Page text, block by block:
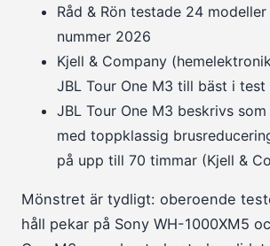
Råd & Rön testade 24
nummer 2026
Kjell & Company
JBL Tour One M3 till bäst i
JBL Tour One M3 beskrivs
med toppklassig
på upp till 70 timmar (Kjell &
Mönstret är tydligt: oberoende
håll pekar på Sony WH-1000XM5